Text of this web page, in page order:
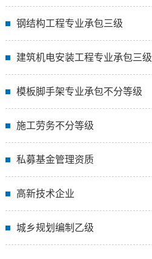
钢结构工程专业承包三级
建筑机电安装工程专业承包三级
模板脚手架专业承包不分等级
施工劳务不分等级
私募基金管理资质
高新技术企业
城乡规划编制乙级